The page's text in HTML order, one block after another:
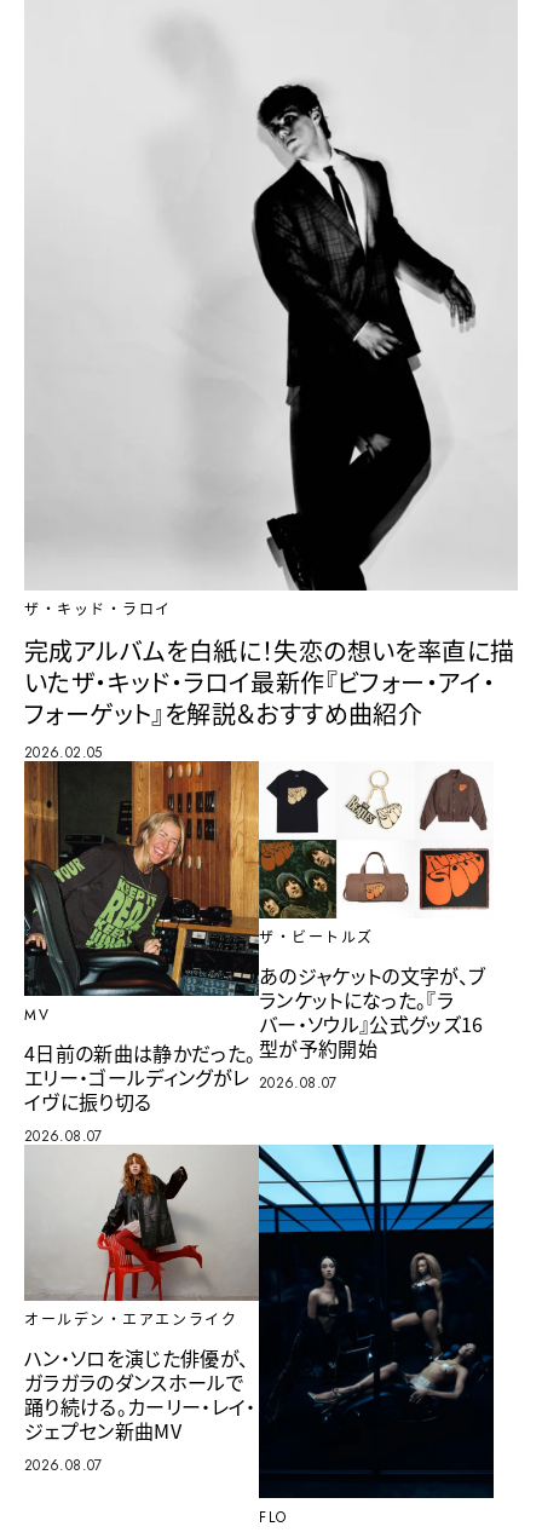
ザ・キッド・ラロイ
完成アルバムを白紙に！失恋の想いを率直に描
いたザ・キッド・ラロイ最新作『ビフォー・アイ・
フォーゲット』を解説＆おすすめ曲紹介
2026.02.05
MV
4日前の新曲は静かだった。
エリー・ゴールディングがレ
イヴに振り切る
2026.08.07
ザ・ビートルズ
あのジャケットの文字が、ブ
ランケットになった。『ラ
バー・ソウル』公式グッズ16
型が予約開始
2026.08.07
オールデン・エアエンライク
ハン・ソロを演じた俳優が、
ガラガラのダンスホールで
踊り続ける。カーリー・レイ・
ジェプセン新曲MV
2026.08.07
FLO